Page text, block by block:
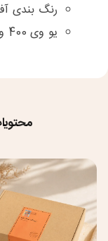
رنگ بندی
یو وی 400 و پولاریزه